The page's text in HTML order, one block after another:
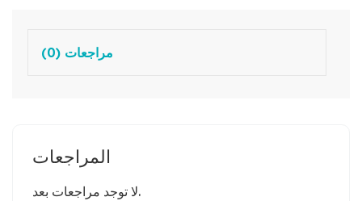
مراجعات (0)
المراجعات
لا توجد مراجعات بعد.